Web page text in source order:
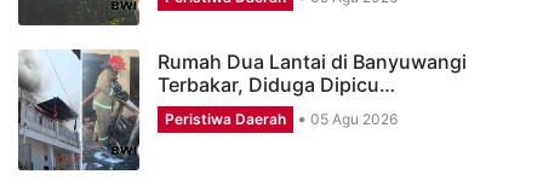
Rumah Dua Lantai di Banyuwangi
Terbakar, Diduga Dipicu…
Peristiwa Daerah 05 Agu 2026